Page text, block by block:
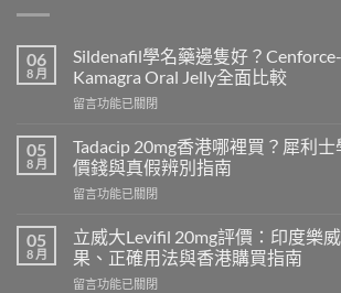
06
8 月
Sildenafil學名藥邊隻好？
Kamagra Oral Jelly全面比較
在
學
名
藥
邊
好？
Cenforce-
100、
Kamagra
留言功能已關閉
05
8 月
Tadacip 20mg香港哪裡買？犀利士
價錢與真假辨別指南
在
20mg
香
港
哪
留言功能已關閉
05
8 月
立威大Levifil 20mg評價：印度樂
果、正確用法與香港購買指南
在
留言功能已關閉